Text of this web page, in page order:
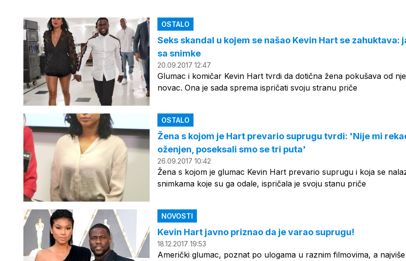
OSTALO
Seks skandal u kojem se našao Kevin Hart se zahuktava:
sa snimke
20.09.2017 12:47
Glumac i komičar Kevin Hart tvrdi da dotična žena pokušava od
novac. Ona je sada sprema ispričati svoju stranu priče
OSTALO
Žena s kojom je Hart prevario suprugu tvrdi: 'Nije mi
oženjen, poseksali smo se tri puta'
26.09.2017 10:42
Žena s kojom je glumac Kevin Hart prevario suprugu i koja se
snimkama koje su ga odale, ispričala je svoju stanu priče
NOVOSTI
Kevin Hart javno priznao da je varao suprugu!
18.12.2017 19:53
Američki glumac, poznat po ulogama u raznim filmovima, a